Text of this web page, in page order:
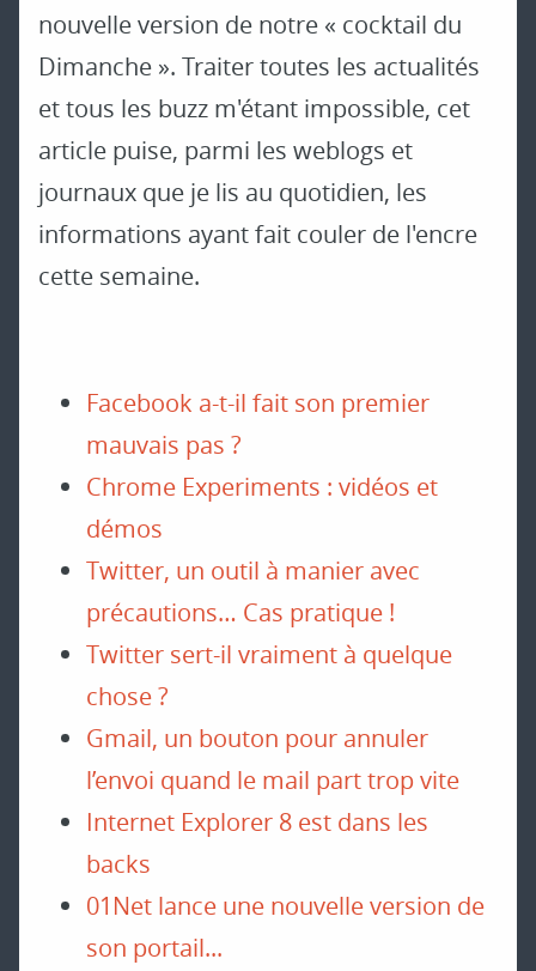
nouvelle version de notre « cocktail du
Dimanche ». Traiter toutes les actualités
et tous les buzz m'étant impossible, cet
article puise, parmi les weblogs et
journaux que je lis au quotidien, les
informations ayant fait couler de l'encre
cette semaine.
Facebook a-t-il fait son premier
mauvais pas ?
Chrome Experiments : vidéos et
démos
Twitter, un outil à manier avec
précautions… Cas pratique !
Twitter sert-il vraiment à quelque
chose ?
Gmail, un bouton pour annuler
l’envoi quand le mail part trop vite
Internet Explorer 8 est dans les
backs
01Net lance une nouvelle version de
son portail...